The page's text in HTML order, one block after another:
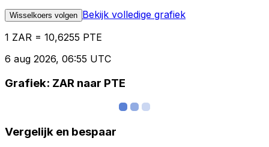
Wisselkoers volgen Bekijk volledige grafiek
1 ZAR = 10,6255 PTE
6 aug 2026, 06:55 UTC
Grafiek: ZAR naar PTE
Vergelijk en bespaar